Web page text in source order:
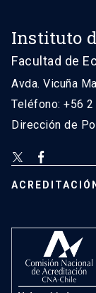
Instituto
Facultad de
Avda. Vicuña
Teléfono: +56
Dirección de
ACREDITACIÓN